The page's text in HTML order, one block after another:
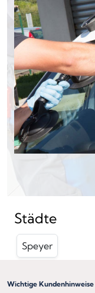
Städte
Speyer
Wichtige Kundenhinweise